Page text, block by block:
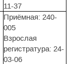
11-37
Приёмная: 240-
005
Взрослая
регистратура: 24-
03-06